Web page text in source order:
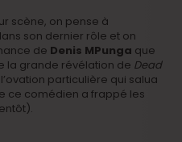
scène, on pense à
son dernier rôle et on
de Denis MPunga que
la grande révélation de Dead
particulière qui salua
ce comédien a frappé les